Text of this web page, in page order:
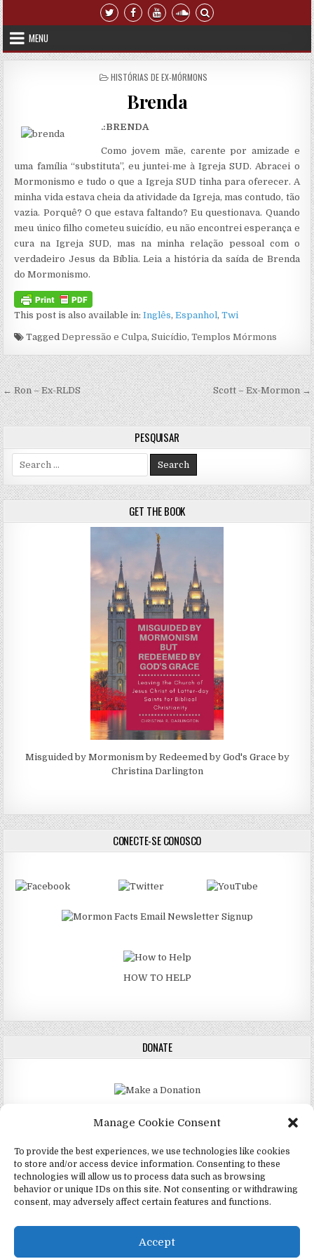
Manage Cookie Consent
To provide the best experiences, we use technologies like cookies
to store and/or access device information. Consenting to these
technologies will allow us to process data such as browsing
behavior or unique IDs on this site. Not consenting or withdrawing
consent, may adversely affect certain features and functions.
Accept
Skip to content
MENU
POSTED IN
HISTÓRIAS DE EX-MÓRMONS
Brenda
.:BRENDA
Como jovem mãe, carente por amizade e
uma família “substituta”, eu juntei-me à Igreja SUD. Abracei o
Mormonismo e tudo o que a Igreja SUD tinha para oferecer. A
minha vida estava cheia da atividade da Igreja, mas contudo, tão
vazia. Porquê? O que estava faltando? Eu questionava. Quando
meu único filho cometeu suicídio, eu não encontrei esperança e
cura na Igreja SUD, mas na minha relação pessoal com o
verdadeiro Jesus da Bíblia. Leia a história da saída de Brenda
do Mormonismo.
This post is also available in:Inglês Espanhol Twi
TaggedDepressão e Culpa,Suicídio,Templos Mórmons
Navegação de artigos
← Ron – Ex-RLDS Scott – Ex-Mormon →
PESQUISAR
Search for:
GET THE BOOK
Misguided by Mormonism by Redeemed by God's Grace by
Christina Darlington
CONECTE-SE CONOSCO
HOW TO HELP
DONATE
Copyright © 2026 4Mormon (Mórmons)
Design by ThemesDNA.com